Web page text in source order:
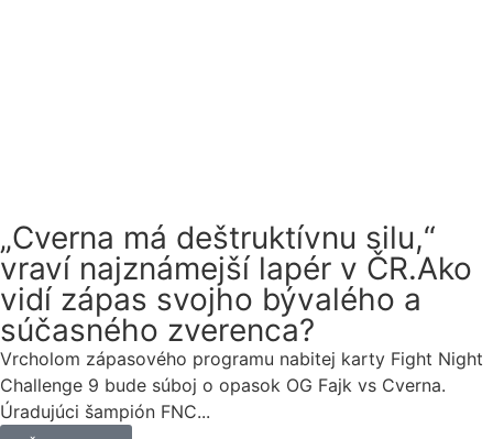
„Cverna má deštruktívnu silu,“
vraví najznámejší lapér v ČR.Ako
vidí zápas svojho bývalého a
súčasného zverenca?
Vrcholom zápasového programu nabitej karty Fight Night
Challenge 9 bude súboj o opasok OG Fajk vs Cverna.
Úradujúci šampión FNC...